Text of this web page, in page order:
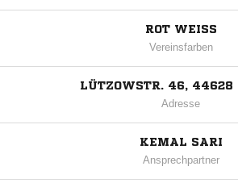
ROT WEISS
Vereinsfarben
LÜTZOWSTR. 46, 44628
Adresse
KEMAL SARI
Ansprechpartner